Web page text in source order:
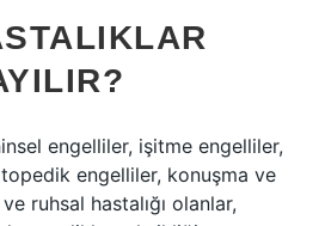
engelliler, işitme engelliler,
engelliler, konuşma ve
ruhsal hastalığı olanlar,